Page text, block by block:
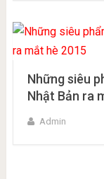
Những siêu
Nhật Bản ra
Admin